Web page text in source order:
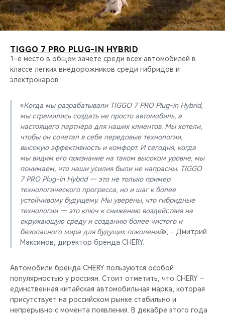
TIGGO 7 PRO PLUG-IN HYBRID
1-е место в общем зачете среди всех автомобилей в
классе легких внедорожников среди гибридов и
электрокаров.
«Когда мы разрабатывали TIGGO 7 PRO Plug-in Hybrid,
мы стремились создать не просто автомобиль, а
настоящего партнера для наших клиентов. Мы хотели,
чтобы он сочетал в себе передовые технологии,
высокую эффективность и комфорт. И сегодня, когда
мы видим его признание на таком высоком уровне, мы
понимаем, что наши усилия были не напрасны. TIGGO
7 PRO Plug-in Hybrid — это не только пример
технологического прогресса, но и шаг к более
устойчивому будущему. Мы уверены, что гибридные
технологии — это ключ к снижению воздействия на
окружающую среду и созданию более чистого и
безопасного мира для будущих поколений», - Дмитрий
Максимов, директор бренда CHERY.
Автомобили бренда CHERY пользуются особой
популярностью у россиян. Стоит отметить, что CHERY –
единственная китайская автомобильная марка, которая
присутствует на российском рынке стабильно и
непрерывно с момента появления. В декабре этого года